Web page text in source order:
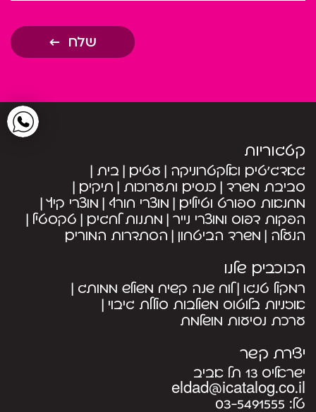
שלח
קטגוריות
גאדג’טים ואלקטרוניקה עטים בית
סביבת משרד כנסים ותערוכות תיקים
מחנאות ספורט וטיולים מוצרי חורף מוצרי קיץ
הפקות דפוס ומוצרי נייר מתנות לחגים טקסטיל
הנעלה משרד הביטחון הסתדרות המורים
הכוכבים שלנו
רמקול טנגו לוח שנה קשיח משולש ממותג
אוזניות בלוטוס משולבות סוללת גיבוי
ערכת נסיעות מושלמת
יצירת קשר
ישראליס 13 תל אביב
eldad@icatalog.co.il
טל: 03-5491555